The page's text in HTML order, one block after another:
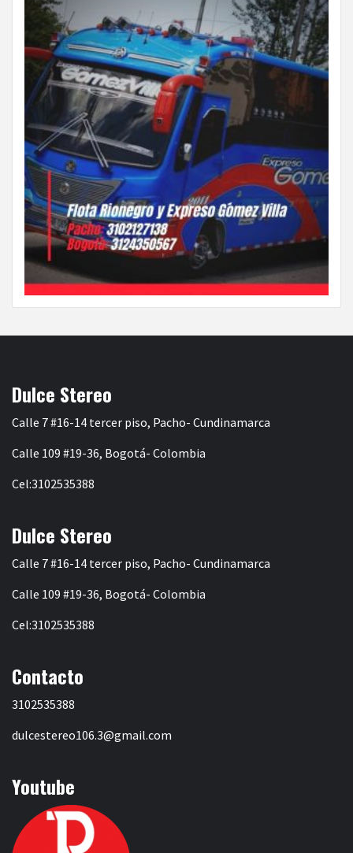
Dulce Stereo
Calle 7 #16-14 tercer piso, Pacho- Cundinamarca
Calle 109 #19-36, Bogotá- Colombia
Cel:3102535388
Dulce Stereo
Calle 7 #16-14 tercer piso, Pacho- Cundinamarca
Calle 109 #19-36, Bogotá- Colombia
Cel:3102535388
Contacto
3102535388
dulcestereo106.3@gmail.com
Youtube